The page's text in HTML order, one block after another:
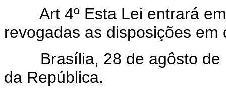
Art 4º Esta Lei entrará
revogadas as disposições em
Brasília, 28 de agôsto de
da República.